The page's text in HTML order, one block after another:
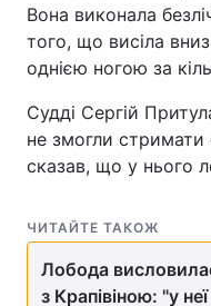
Вона виконала
того, що висіла
однією ногою за
Судді Сергій
не змогли стримати
сказав, що у нього
ЧИТАЙТЕ ТАКОЖ
Лобода
з Крапівіною: "у